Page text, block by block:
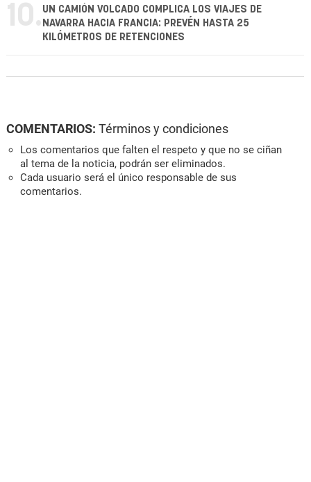
10. UN CAMIÓN VOLCADO COMPLICA LOS VIAJES DE
NAVARRA HACIA FRANCIA: PREVÉN HASTA 25
KILÓMETROS DE RETENCIONES
COMENTARIOS: Términos y condiciones
Los comentarios que falten el respeto y que no se ciñan
al tema de la noticia, podrán ser eliminados.
Cada usuario será el único responsable de sus
comentarios.